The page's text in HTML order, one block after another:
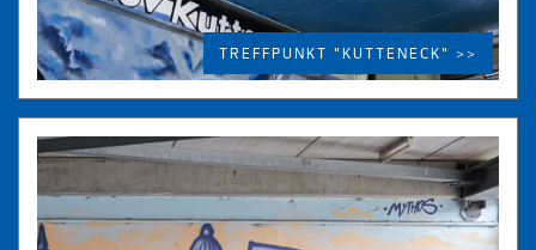
TREFFPUNKT "KUTTENECK" >>